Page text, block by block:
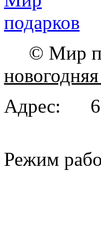
© Мир
Адрес:
Режим
Сб-